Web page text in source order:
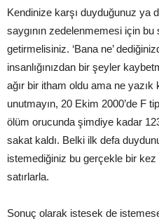
Kendinize karşı duyduğunuz ya
saygının zedelenmemesi için
getirmelisiniz. ‘Bana ne’
insanlığınızdan bir şeyler
ağır bir itham oldu ama ne
unutmayın, 20 Ekim 2000’de F
ölüm orucunda şimdiye kadar
sakat kaldı. Belki ilk defa
istemediğiniz bu gerçekle bir kez
satırlarla.
Sonuç olarak istesek de